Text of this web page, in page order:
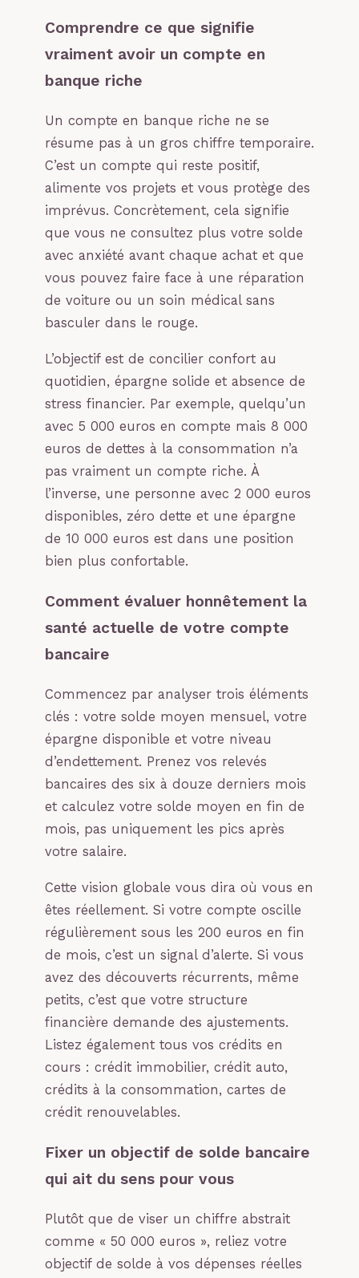
Comprendre ce que signifie
vraiment avoir un compte en
banque riche
Un compte en banque riche ne se
résume pas à un gros chiffre temporaire.
C’est un compte qui reste positif,
alimente vos projets et vous protège des
imprévus. Concrètement, cela signifie
que vous ne consultez plus votre solde
avec anxiété avant chaque achat et que
vous pouvez faire face à une réparation
de voiture ou un soin médical sans
basculer dans le rouge.
L’objectif est de concilier confort au
quotidien, épargne solide et absence de
stress financier. Par exemple, quelqu’un
avec 5 000 euros en compte mais 8 000
euros de dettes à la consommation n’a
pas vraiment un compte riche. À
l’inverse, une personne avec 2 000 euros
disponibles, zéro dette et une épargne
de 10 000 euros est dans une position
bien plus confortable.
Comment évaluer honnêtement la
santé actuelle de votre compte
bancaire
Commencez par analyser trois éléments
clés : votre solde moyen mensuel, votre
épargne disponible et votre niveau
d’endettement. Prenez vos relevés
bancaires des six à douze derniers mois
et calculez votre solde moyen en fin de
mois, pas uniquement les pics après
votre salaire.
Cette vision globale vous dira où vous en
êtes réellement. Si votre compte oscille
régulièrement sous les 200 euros en fin
de mois, c’est un signal d’alerte. Si vous
avez des découverts récurrents, même
petits, c’est que votre structure
financière demande des ajustements.
Listez également tous vos crédits en
cours : crédit immobilier, crédit auto,
crédits à la consommation, cartes de
crédit renouvelables.
Fixer un objectif de solde bancaire
qui ait du sens pour vous
Plutôt que de viser un chiffre abstrait
comme « 50 000 euros », reliez votre
objectif de solde à vos dépenses réelles